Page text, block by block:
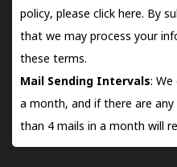
policy, please click here. By
that we may process your
these terms.
Mail Sending Intervals:
a month, and if there are
than 4 mails in a month will